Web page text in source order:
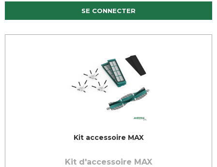
SE CONNECTER
Kit accessoire MAX
Kit d'accessoire MAX